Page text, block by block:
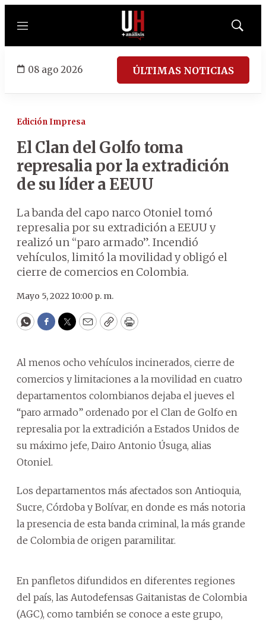
Menú
Mostrar
08 ago 2026 ÚLTIMAS NOTICIAS
Edición Impresa
El Clan del Golfo toma
represalia por la extradición
de su líder a EEUU
La banda del capo narco Otoniel tomó
represalia por su extradición a EEUU y
realizó un “paro armado”. Incendió
vehículos, limitó la movilidad y obligó el
cierre de comercios en Colombia.
Mayo 5, 2022 10:00 p. m.
WhatsApp
Facebook
Twitter
EmailCopyPrint
Al menos ocho vehículos incinerados, cierre de
comercios y limitaciones a la movilidad en cuatro
departamentos colombianos dejaba el jueves el
“paro armado” ordenado por el Clan de Golfo en
represalia por la extradición a Estados Unidos de
su máximo jefe, Dairo Antonio Úsuga, alias
Otoniel.
Los departamentos más afectados son Antioquia,
Sucre, Córdoba y Bolívar, en donde es más notoria
la presencia de esta banda criminal, la más grande
de Colombia de origen paramilitar.
En panfletos difundidos en diferentes regiones
del país, las Autodefensas Gaitanistas de Colombia
(AGC), como también se conoce a este grupo,